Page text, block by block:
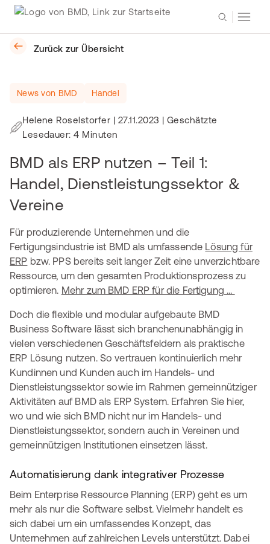
Zurück zur Übersicht
News von BMD Handel
Helene Roselstorfer | 27.11.2023 | Geschätzte
Lesedauer: 4 Minuten
BMD als ERP nutzen – Teil 1:
Handel, Dienstleistungssektor &
Vereine
Für produzierende Unternehmen und die
Fertigungsindustrie ist BMD als umfassende Lösung für
ERP bzw. PPS bereits seit langer Zeit eine unverzichtbare
Ressource, um den gesamten Produktionsprozess zu
optimieren. Mehr zum BMD ERP für die Fertigung ...
Doch die flexible und modular aufgebaute BMD
Business Software lässt sich branchenunabhängig in
vielen verschiedenen Geschäftsfeldern als praktische
ERP Lösung nutzen. So vertrauen kontinuierlich mehr
Kundinnen und Kunden auch im Handels- und
Dienstleistungssektor sowie im Rahmen gemeinnütziger
Aktivitäten auf BMD als ERP System. Erfahren Sie hier,
wo und wie sich BMD nicht nur im Handels- und
Dienstleistungssektor, sondern auch in Vereinen und
gemeinnützigen Institutionen einsetzen lässt.
Automatisierung dank integrativer Prozesse
Beim Enterprise Ressource Planning (ERP) geht es um
mehr als nur die Software selbst. Vielmehr handelt es
sich dabei um ein umfassendes Konzept, das
Unternehmen auf zahlreichen Levels unterstützt. Dabei